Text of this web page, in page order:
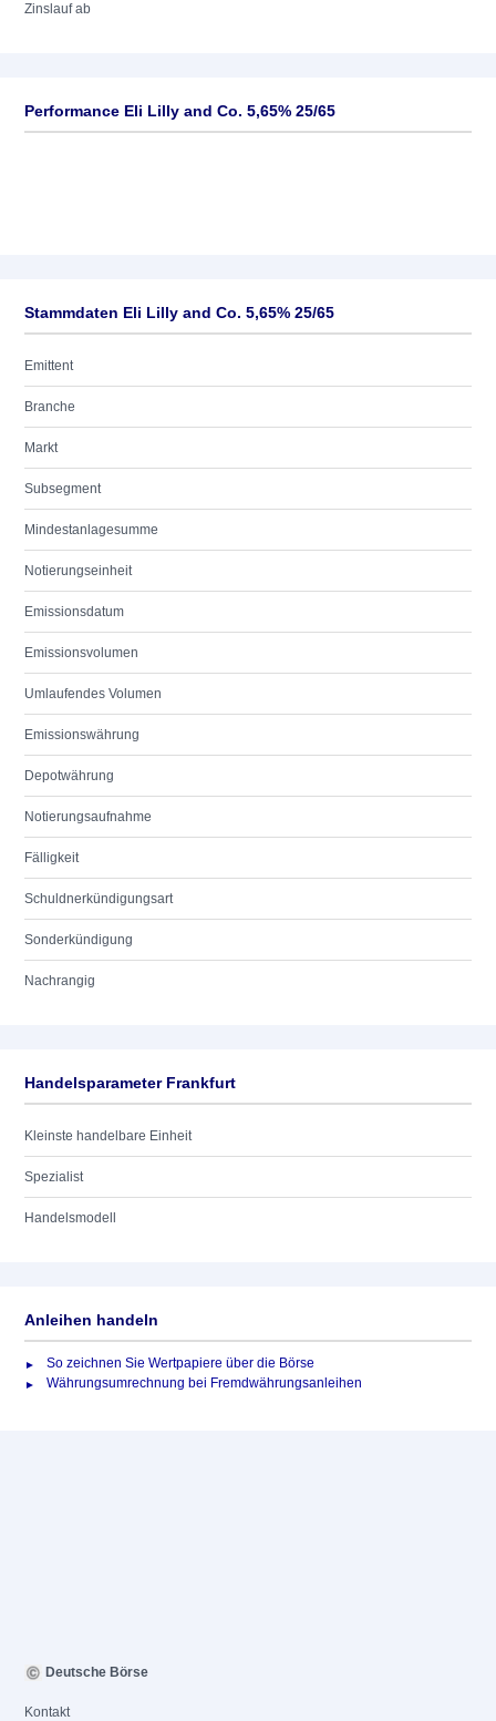
Zinslauf ab
Performance Eli Lilly and Co. 5,65% 25/65
Stammdaten Eli Lilly and Co. 5,65% 25/65
Emittent
Branche
Markt
Subsegment
Mindestanlagesumme
Notierungseinheit
Emissionsdatum
Emissionsvolumen
Umlaufendes Volumen
Emissionswährung
Depotwährung
Notierungsaufnahme
Fälligkeit
Schuldnerkündigungsart
Sonderkündigung
Nachrangig
Handelsparameter Frankfurt
Kleinste handelbare Einheit
Spezialist
Handelsmodell
Anleihen handeln
So zeichnen Sie Wertpapiere über die Börse
Währungsumrechnung bei Fremdwährungsanleihen
Deutsche Börse
Kontakt